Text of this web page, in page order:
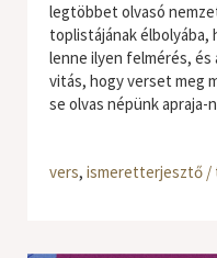
legtöbbet olvasó
toplistájának élbolyába,
lenne ilyen felmérés, és
vitás, hogy verset meg
se olvas népünk apraja-
vers, ismeretterjesztő /